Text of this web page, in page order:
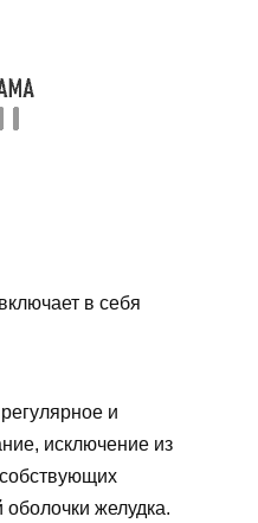
в себя
регулярное и
исключение из
желудка.